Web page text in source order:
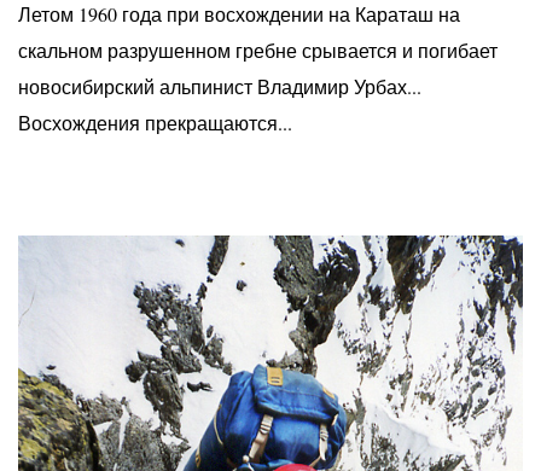
Летом 1960 года при восхождении на Караташ на
скальном разрушенном гребне срывается и погибает
новосибирский альпинист Владимир Урбах...
Восхождения прекращаются...